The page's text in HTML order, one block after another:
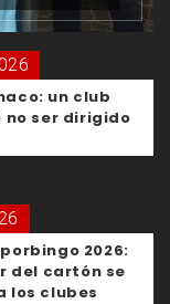
un club
ser dirigido
2026:
del cartón se
los clubes